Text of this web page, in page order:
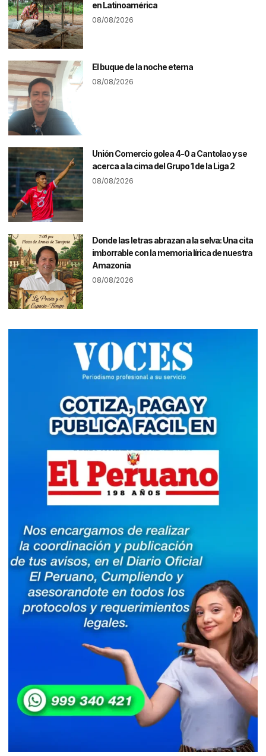
en Latinoamérica
08/08/2026
El buque de la noche eterna
08/08/2026
Unión Comercio golea 4-0 a Cantolao y se
acerca a la cima del Grupo 1 de la Liga 2
08/08/2026
Donde las letras abrazan a la selva: Una cita
imborrable con la memoria lírica de nuestra
Amazonía
08/08/2026